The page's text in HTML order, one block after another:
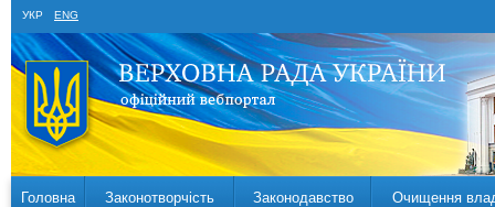
УКР ENG
Головна Законотворчість Законодавство Очищення